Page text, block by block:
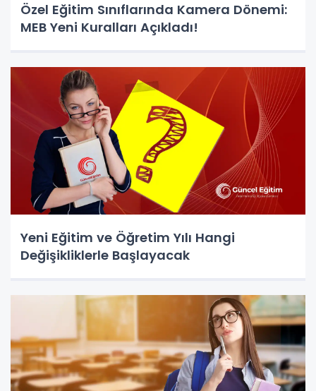
Özel Eğitim Sınıflarında Kamera Dönemi:
MEB Yeni Kuralları Açıkladı!
Yeni Eğitim ve Öğretim Yılı Hangi
Değişikliklerle Başlayacak